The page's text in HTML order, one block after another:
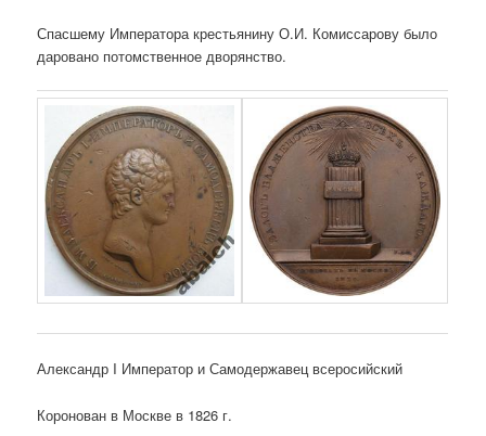
Спасшему Императора крестьянину О.И. Комиссарову было
даровано потомственное дворянство.
Александр I Император и Самодержавец всеросийский
Коронован в Москве в 1826 г.